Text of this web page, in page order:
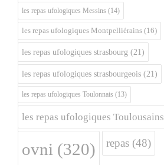
les repas ufologiques Messins (14)
les repas ufologiques Montpelliérains (16)
les repas ufologiques strasbourg (21)
les repas ufologiques strasbourgeois (21)
les repas ufologiques Toulonnais (13)
les repas ufologiques Toulousains
ovni (320) repas (48)